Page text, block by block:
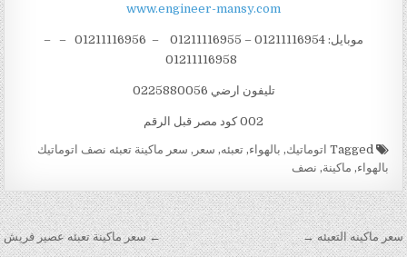
www.engineer-mansy.com
موبايل: 01211116954 – 01211116955 – 01211116956 – –
تليفون ارضي 0225880056
002 كود مصر قبل الرقم
Tagged اتوماتيك, بالهواء,تعبئه, سعر , سعر ماكينة تعبئه نصف اتوماتيك
بالهواء, ماكينة, نصف
تصفّح المقالات ← سعر ماكينة تعبئه عصير فريش سعر ماكينه التعبئه →